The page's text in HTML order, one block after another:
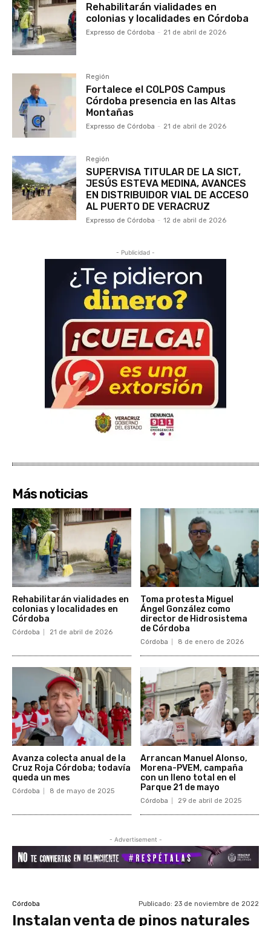
Rehabilitarán vialidades en
colonias y localidades en Córdoba
Expresso de Córdoba - 21 de abril de 2026
Región
Fortalece el COLPOS Campus
Córdoba presencia en las Altas
Montañas
Expresso de Córdoba - 21 de abril de 2026
Región
SUPERVISA TITULAR DE LA SICT,
JESÚS ESTEVA MEDINA, AVANCES
EN DISTRIBUIDOR VIAL DE ACCESO
AL PUERTO DE VERACRUZ
Expresso de Córdoba - 12 de abril de 2026
- Publicidad -
Más noticias
Rehabilitarán vialidades en
colonias y localidades en
Córdoba
Córdoba 21 de abril de 2026
Toma protesta Miguel
Ángel González como
director de Hidrosistema
de Córdoba
Córdoba 8 de enero de 2026
Avanza colecta anual de la
Cruz Roja Córdoba; todavía
queda un mes
Córdoba 8 de mayo de 2025
Arrancan Manuel Alonso,
Morena-PVEM, campaña
con un lleno total en el
Parque 21 de mayo
Córdoba 29 de abril de 2025
- Advertisement -